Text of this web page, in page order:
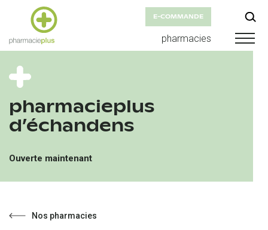
E-COMMANDE
pharmacies
pharmacieplus
d’échandens
Ouverte maintenant
Nos pharmacies